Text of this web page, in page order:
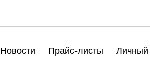
Новости Прайс-листы Личный